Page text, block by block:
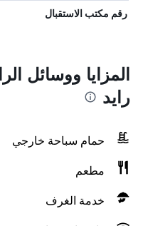
رقم مكتب الاستقبال
المزايا ووسائل
رايد
حمام سباحة خارجي
مطعم
خدمة الغرف